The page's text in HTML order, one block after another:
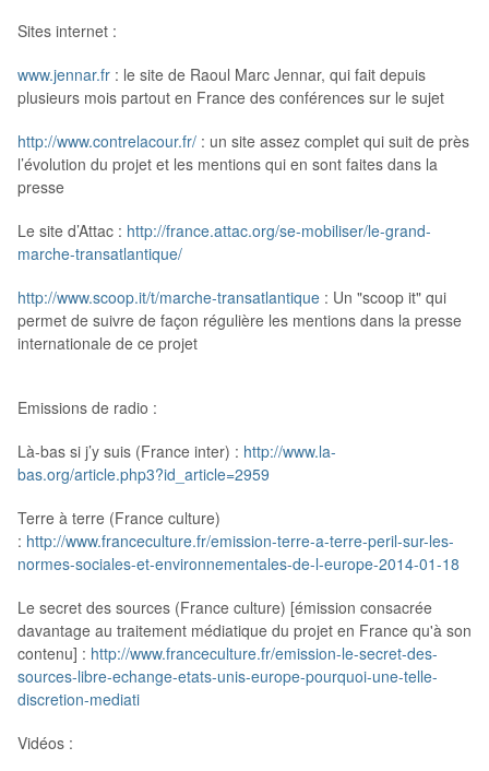
Sites internet :
www.jennar.fr : le site de Raoul Marc Jennar, qui fait depuis
plusieurs mois partout en France des conférences sur le sujet
http://www.contrelacour.fr/ : un site assez complet qui suit de près
l’évolution du projet et les mentions qui en sont faites dans la
presse
Le site d’Attac : http://france.attac.org/se-mobiliser/le-grand-
marche-transatlantique/
http://www.scoop.it/t/marche-transatlantique : Un "scoop it" qui
permet de suivre de façon régulière les mentions dans la presse
internationale de ce projet
Emissions de radio :
Là-bas si j’y suis (France inter) : http://www.la-
bas.org/article.php3?id_article=2959
Terre à terre (France culture)
: http://www.franceculture.fr/emission-terre-a-terre-peril-sur-les-
normes-sociales-et-environnementales-de-l-europe-2014-01-18
Le secret des sources (France culture) [émission consacrée
davantage au traitement médiatique du projet en France qu'à son
contenu] : http://www.franceculture.fr/emission-le-secret-des-
sources-libre-echange-etats-unis-europe-pourquoi-une-telle-
discretion-mediati
Vidéos :